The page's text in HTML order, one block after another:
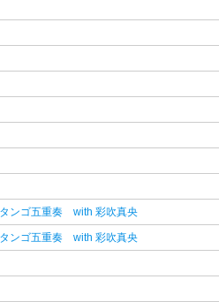
ンゴ五重奏 with 彩吹真央
ンゴ五重奏 with 彩吹真央